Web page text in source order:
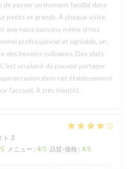
de passer un moment familial dans
petits et grands. À chaque visite,
que nous passons même si nos
professionnel et agréable, un
des besoins culinaires. Des plats
un plaisir de pouvoir partager
occasion dans cet établissement.
l'accueil. À très bientôt.
ト 3
メニュー : 4/5 品質-価格 : 4/5